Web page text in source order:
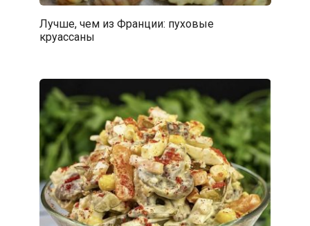
Лучше, чем из Франции: пуховые
круассаны